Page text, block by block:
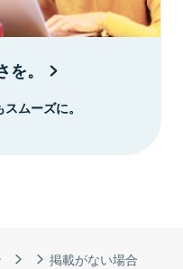
掲載がない場合
。
ムーズに。